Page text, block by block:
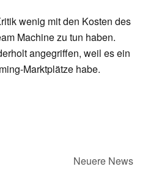
wenig mit den Kosten des
Machine zu tun haben.
angegriffen, weil es ein
Marktplätze habe.
Neuere News